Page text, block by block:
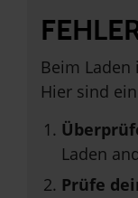
Beim Laden
Hier sind
Laden
Prüfe